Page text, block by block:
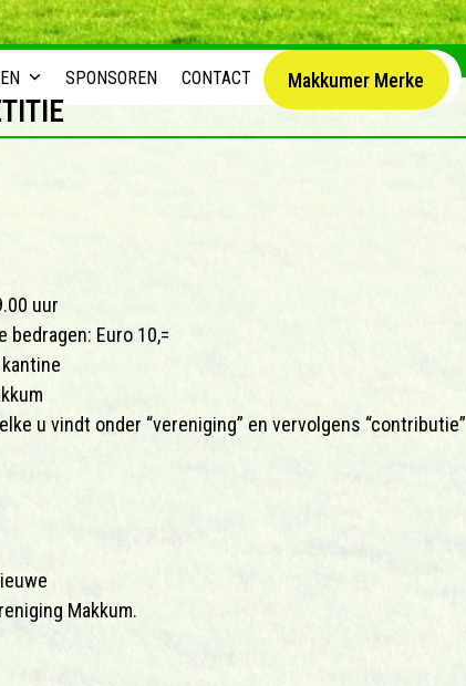
SPONSOREN CONTACT Makkumer Merke
uur
Euro 10,=
u vindt onder “vereniging” en vervolgens “contributie”
Makkum.